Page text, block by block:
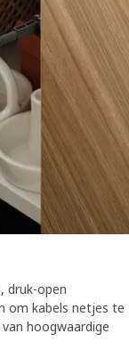
druk-open
om kabels netjes te
hoogwaardige